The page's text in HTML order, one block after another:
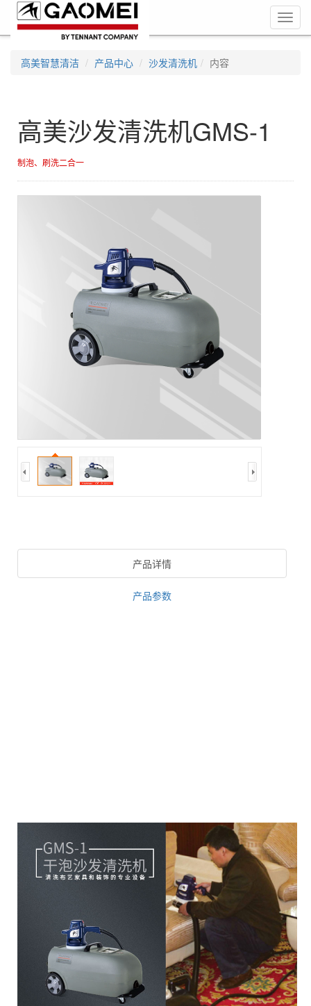
高美智慧清洁 产品中心 沙发清洗机 内容
高美沙发清洗机GMS-1
制泡、刷洗二合一
产品详情
产品参数